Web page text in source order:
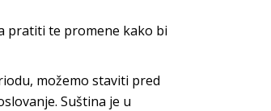
pratiti te promene kako bi
možemo staviti pred
Suština je u